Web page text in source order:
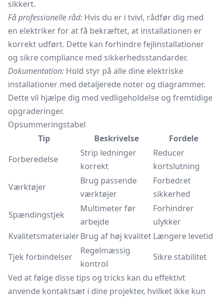
sikkert.
Få professionelle råd: Hvis du er i tvivl, rådfør dig med
en elektriker for at få bekræftet, at installationen er
korrekt udført. Dette kan forhindre fejlinstallationer
og sikre compliance med sikkerhedsstandarder.
Dokumentation: Hold styr på alle dine elektriske
installationer med detaljerede noter og diagrammer.
Dette vil hjælpe dig med vedligeholdelse og fremtidige
opgraderinger.
Opsummeringstabel
Tip
Beskrivelse
Fordele
Forberedelse
Strip ledninger
korrekt
Reducer
kortslutning
Værktøjer
Brug passende
værktøjer
Forbedret
sikkerhed
Spændingstjek
Multimeter før
arbejde
Forhindrer
ulykker
KvalitetsmaterialerBrug af høj kvalitet Længere levetid
Tjek forbindelser
Regelmæssig
kontrol
Sikre stabilitet
Ved at følge disse tips og tricks kan du effektivt
anvende kontaktsæt i dine projekter, hvilket ikke kun